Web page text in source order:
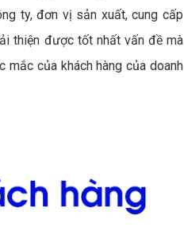
ty, đơn vị sản xuất, cung cấp
thiện được tốt nhất vấn đề mà
của khách hàng của doanh